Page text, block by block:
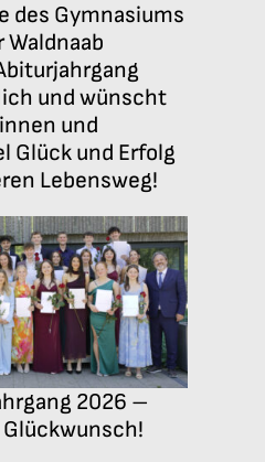
des Gymnasiums
und wünscht
und
Glück und Erfolg
Lebensweg!
2026 –